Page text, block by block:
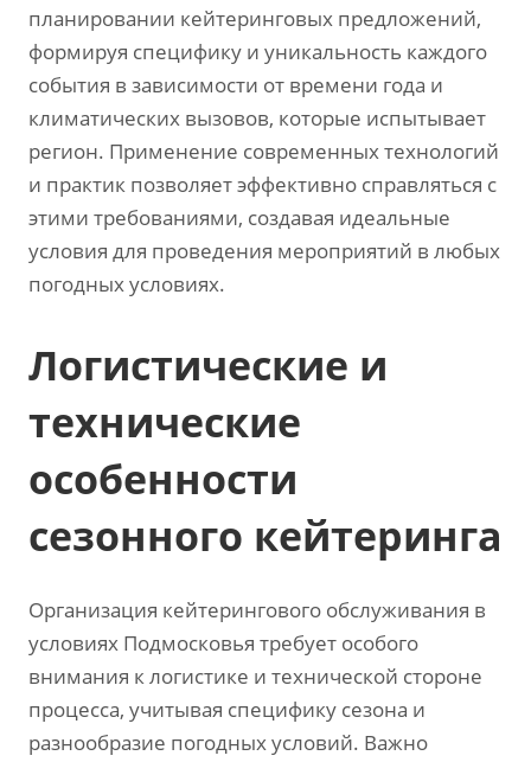
планировании кейтеринговых предложений‚
формируя специфику и уникальность каждого
события в зависимости от времени года и
климатических вызовов‚ которые испытывает
регион. Применение современных технологий
и практик позволяет эффективно справляться с
этими требованиями‚ создавая идеальные
условия для проведения мероприятий в любых
погодных условиях.
Логистические и
технические
особенности
сезонного кейтеринга
Организация кейтерингового обслуживания в
условиях Подмосковья требует особого
внимания к логистике и технической стороне
процесса‚ учитывая специфику сезона и
разнообразие погодных условий. Важно